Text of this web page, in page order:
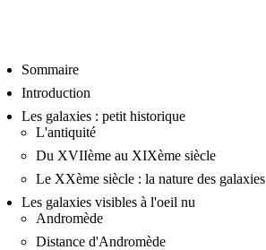
Sommaire
Introduction
Les galaxies : petit historique
L'antiquité
Du XVIIème au XIXème siècle
Le XXème siècle : la nature des galaxies
Les galaxies visibles à l'oeil nu
Andromède
Distance d'Andromède